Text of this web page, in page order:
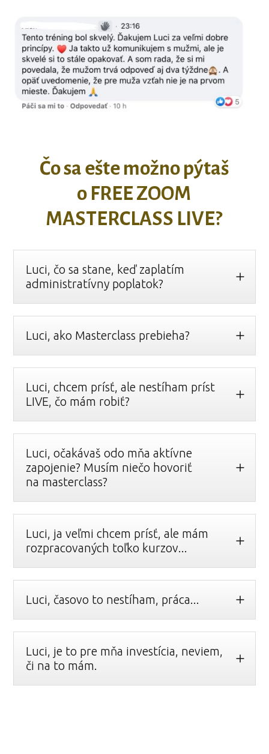
Čo sa ešte možno pýtaš
o FREE ZOOM
MASTERCLASS LIVE?
Luci, čo sa stane, keď zaplatím
administratívny poplatok?
Luci, ako Masterclass prebieha?
Luci, chcem prísť, ale nestíham príst
LIVE, čo mám robiť?
Luci, očakávaš odo mňa aktívne
zapojenie? Musím niečo hovoriť
na masterclass?
Luci, ja veľmi chcem prísť, ale mám
rozpracovaných toľko kurzov...
Luci, časovo to nestíham, práca...
Luci, je to pre mňa investícia, neviem,
či na to mám.